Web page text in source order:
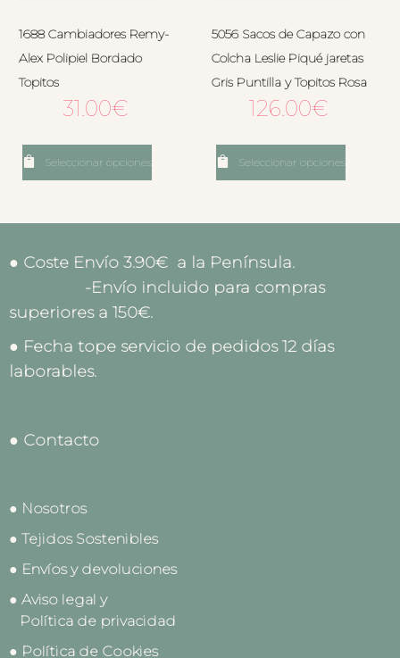
1688 Cambiadores Remy-
Alex Polipiel Bordado
Topitos
31.00€
Seleccionar opciones
5056 Sacos de Capazo con
Colcha Leslie Piqué jaretas
Gris Puntilla y Topitos Rosa
126.00€
Seleccionar opciones
● Coste Envío 3.90€ a la Península.
-Envío incluido para compras
superiores a 150€.
● Fecha tope servicio de pedidos 12 días
laborables.
● Contacto
● Nosotros
● Tejidos Sostenibles
● Envíos y devoluciones
● Aviso legal y
Política de privacidad
● Política de Cookies